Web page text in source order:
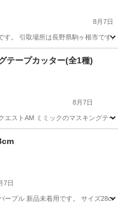
8月7日
。 引取場所は長野県駒ヶ根市です。
テープカッター(全1種)
8月7日
エストAM ミミックのマスキングテ
7日
ープル 新品未着用です。 サイズ28cm